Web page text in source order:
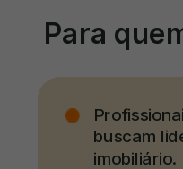
buscam
imobiliário.
Para